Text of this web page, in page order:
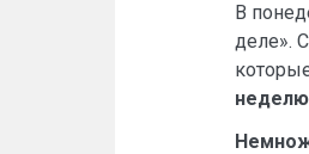
В
деле».
неделю